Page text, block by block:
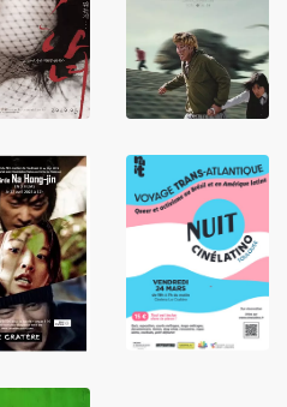
LIRE LIRE
LIRE
LIRE